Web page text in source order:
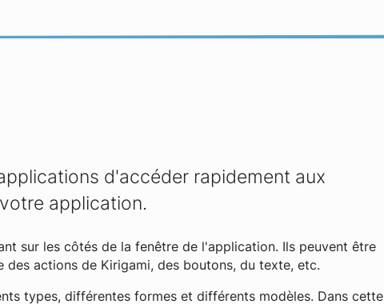
d'accéder rapidement aux
application.
sur les côtés de la fenêtre de l'application. Ils peuvent être
actions de Kirigami, des boutons, du texte, etc.
types, différentes formes et différents modèles. Dans cette